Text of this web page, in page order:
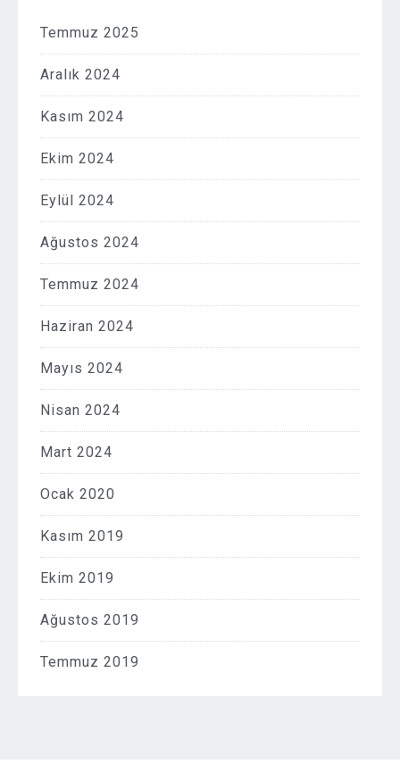
Temmuz 2025
Aralık 2024
Kasım 2024
Ekim 2024
Eylül 2024
Ağustos 2024
Temmuz 2024
Haziran 2024
Mayıs 2024
Nisan 2024
Mart 2024
Ocak 2020
Kasım 2019
Ekim 2019
Ağustos 2019
Temmuz 2019